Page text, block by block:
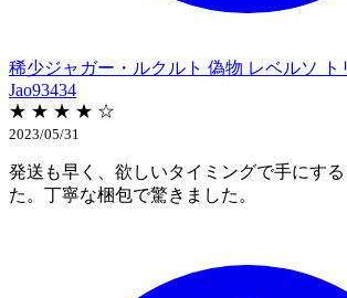
稀少ジャガー・ルクルト 偽物 レベルソ ト
Jao93434
★ ★ ★ ★ ☆
2023/05/31
発送も早く、欲しいタイミングで手にす
た。丁寧な梱包で驚きました。